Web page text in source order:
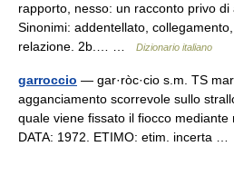
rapporto, nesso: un racconto privo
Sinonimi: addentellato,
relazione. 2b.… …
Dizionario italiano
garroccio — gar·ròc·cio s.m. TS
agganciamento scorrevole sullo
quale viene fissato il fiocco
DATA: 1972. ETIMO: etim. incerta …